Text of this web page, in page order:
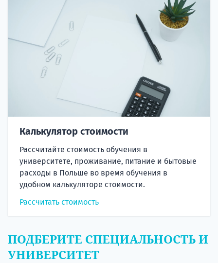
Калькулятор стоимости
Рассчитайте стоимость обучения в
университете, проживание, питание и бытовые
расходы в Польше во время обучения в
удобном калькуляторе стоимости.
Рассчитать стоимость
ПОДБЕРИТЕ СПЕЦИАЛЬНОСТЬ И
УНИВЕРСИТЕТ